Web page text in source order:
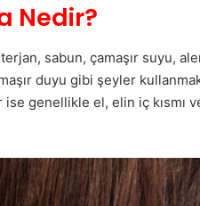
Nedir?
sabun, çamaşır suyu,
duyu gibi şeyler
genellikle el, elin iç kısmı